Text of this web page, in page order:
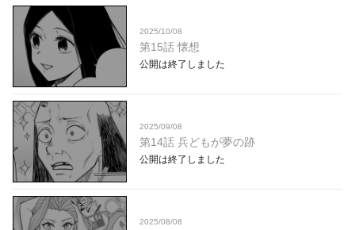
2025/10/08
第15話 懐想
公開は終了しました
2025/09/08
第14話 兵どもが夢の跡
公開は終了しました
2025/08/08